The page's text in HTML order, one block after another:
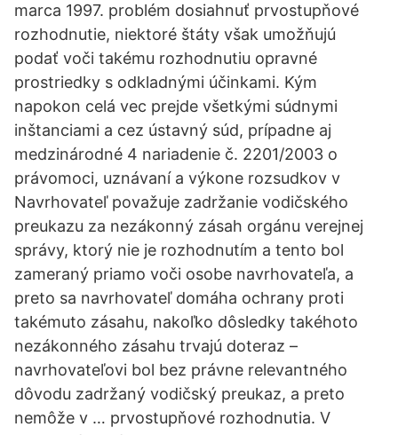
marca 1997. problém dosiahnuť prvostupňové
rozhodnutie, niektoré štáty však umožňujú
podať voči takému rozhodnutiu opravné
prostriedky s odkladnými účinkami. Kým
napokon celá vec prejde všetkými súdnymi
inštanciami a cez ústavný súd, prípadne aj
medzinárodné 4 nariadenie č. 2201/2003 o
právomoci, uznávaní a výkone rozsudkov v
Navrhovateľ považuje zadržanie vodičského
preukazu za nezákonný zásah orgánu verejnej
správy, ktorý nie je rozhodnutím a tento bol
zameraný priamo voči osobe navrhovateľa, a
preto sa navrhovateľ domáha ochrany proti
takémuto zásahu, nakoľko dôsledky takéhoto
nezákonného zásahu trvajú doteraz –
navrhovateľovi bol bez právne relevantného
dôvodu zadržaný vodičský preukaz, a preto
nemôže v … prvostupňové rozhodnutia. V